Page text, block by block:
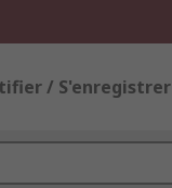
/ S'enregistrer